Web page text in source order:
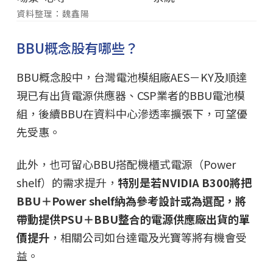
資料整理：魏鑫陽
BBU概念股有哪些？
BBU概念股中，台灣電池模組廠AES－KY及順達
現已有出貨電源供應器、CSP業者的BBU電池模
組，後續BBU在資料中心滲透率擴張下，可望優
先受惠。
此外，也可留心BBU搭配機櫃式電源（Power
shelf）的需求提升， 特別是若NVIDIA B300將把
BBU＋Power shelf納為參考設計或為選配，將
帶動提供PSU＋BBU整合的電源供應廠出貨的單
價提升，相關公司如台達電及光寶等將有機會受
益。